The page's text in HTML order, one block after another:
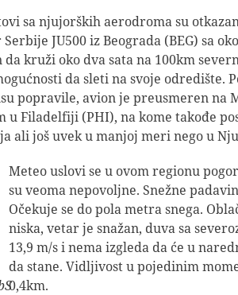
sa njujorških aerodroma su
JU500 iz Beograda (BEG) sa
kruži oko dva sata na 100km
da sleti na svoje odredište.
popravile, avion je preusmeren na
u Filadelfiji (PHI), na kome takođe
ali još uvek u manjoj meri nego u
Meteo uslovi se u ovom regionu
su veoma nepovoljne. Snežne
Očekuje se do pola metra snega.
niska, vetar je snažan, duva sa
13,9 m/s i nema izgleda da će u
da stane. Vidljivost u pojedinim
0,4km.